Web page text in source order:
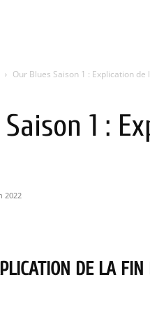
Our Blues Saison 1 : Explication de
1 :
2022
DE LA